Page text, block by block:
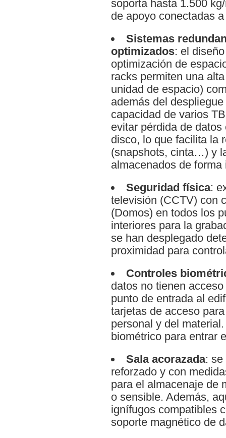
soporta hasta 1.500
de apoyo conectadas
Sistemas
optimizados: el
optimización de
racks permiten una
unidad de espacio)
además del
capacidad de varios
evitar pérdida de
disco, lo que facilita la
(snapshots, cinta…) y
almacenados de forma
Seguridad física:
televisión (CCTV) con
(Domos) en todos los
interiores para la
se han desplegado
proximidad para
Controles
datos no tienen
punto de entrada al
tarjetas de acceso
personal y del
biométrico para entrar
Sala acorazada: se
reforzado y con
para el almacenaje de
o sensible. Además,
ignífugos compatibles
soporte magnético de